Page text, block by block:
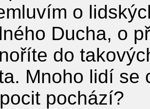
o
Ducha, o
do
Mnoho lidí se
pochází?